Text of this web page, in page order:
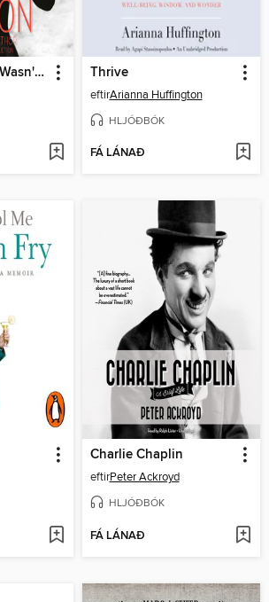
Let's Just Say It Wasn't Pretty Thrive
eftirArianna Huffington
HLJÓÐBÓK
FÁ LÁNAÐ
Charlie Chaplin
eftirPeter Ackroyd
HLJÓÐBÓK
FÁ LÁNAÐ